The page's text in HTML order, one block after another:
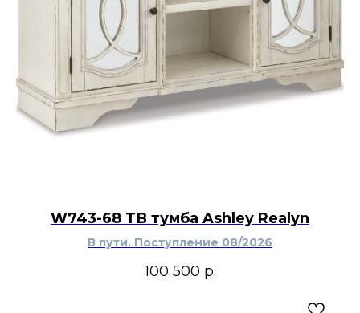
W743-68 ТВ тумба Ashley Realyn
В пути. Поступление 08/2026
100 500 р.